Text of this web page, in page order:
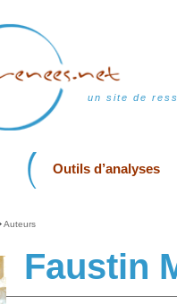
un site de
Outils d’analyses
Auteurs
Faustin